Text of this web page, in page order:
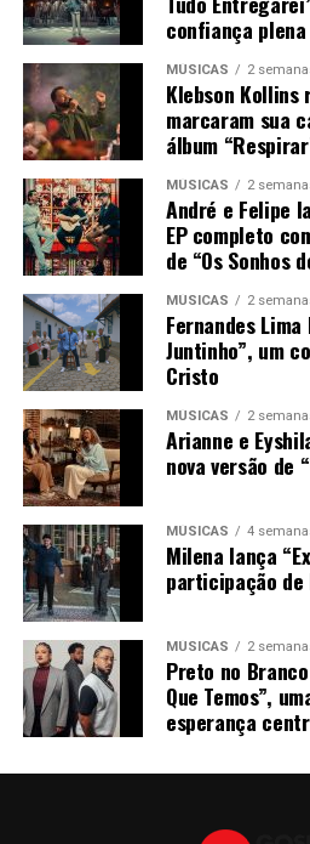
confiança plena
MÚSICAS 2
Klebson Kollins
marcaram sua
álbum
MÚSICAS 2
André e Felipe
EP completo
de “Os Sonhos
MÚSICAS 2
Fernandes
Juntinho”, um
Cristo
MÚSICAS 2
Arianne e
nova versão de
MÚSICAS 4
Milena lança
participação de
MÚSICAS 2
Preto no
Que Temos”,
esperança